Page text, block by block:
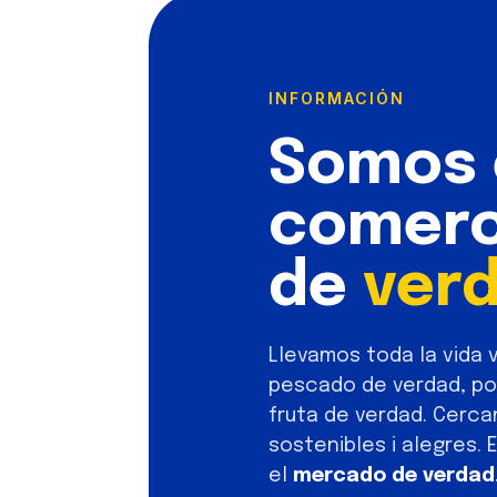
INFORMACIÓN
Somos
de
Llevamos toda la vida
pescado de verdad,
fruta de verdad.
sostenibles i alegres.
el mercado de verdad .